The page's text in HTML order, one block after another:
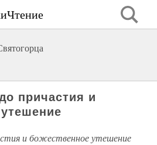
причастия и
и божественное утешение